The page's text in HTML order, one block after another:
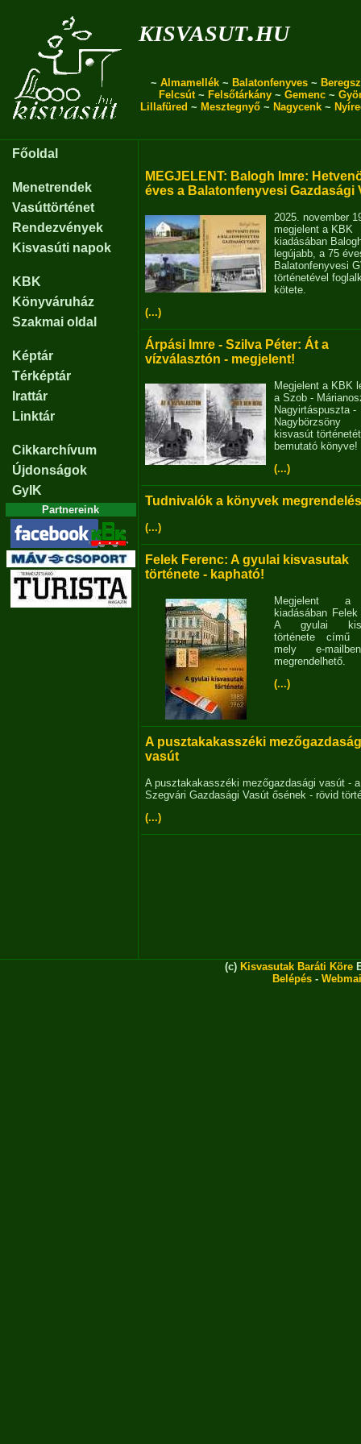
kisvasut.hu
~ Almamellék ~ Balatonfenyves ~
Felcsút~ Felsőtárkány ~ Gemenc ~
Lillafüred ~ Mesztegnyő ~ Nagycenk ~
Főoldal
Menetrendek
Vasúttörténet
Rendezvények
Kisvasúti napok
KBK
Könyváruház
Szakmai oldal
Képtár
Térképtár
Irattár
Linktár
Cikkarchívum
Újdonságok
GyIK
Partnereink
MEGJELENT: Balogh Imre:
éves a Balatonfenyvesi Gazdasági
2025. november
megjelent a KBK
kiadásában
legújabb, a 75
Balatonfenyvesi
történetével
kötete.
(...)
Árpási Imre - Szilva Péter: Át a
vízválasztón - megjelent!
Megjelent a KBK
a Szob -
Nagyirtáspuszta -
Nagybörzsöny
kisvasút történetét
bemutató könyve!
(...)
Tudnivalók a könyvek
(...)
Felek Ferenc: A gyulai kisvasutak
története - kapható!
Megjelent
kiadásában
A gyulai
története című
mely e-
megrendelhető.
(...)
A pusztakakasszéki
vasút
A pusztakakasszéki mezőgazdasági vasút - a
Szegvári Gazdasági Vasút ősének - rövid
(...)
(c) Kisvasutak Baráti Köre
Belépés -